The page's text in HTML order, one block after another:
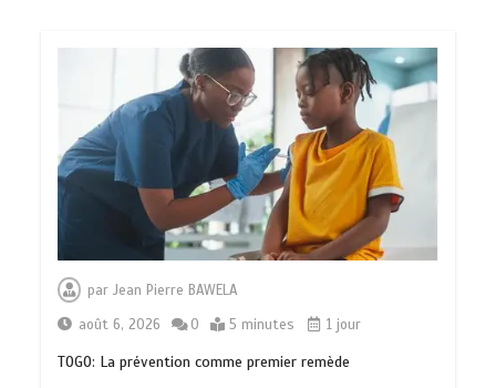
parJean Pierre BAWELA
août 6, 2026
0 5 minutes 1 jour
TOGO: La prévention comme premier remède